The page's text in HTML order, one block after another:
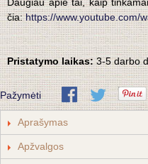
čia:https://www.youtube.com/
Pristatymo laikas:3-5 darbo
Pažymėti
Aprašymas
Apžvalgos